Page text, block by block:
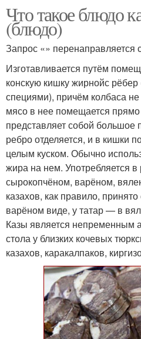
Что такое блюдо
(блюдо)
Запрос «» перенаправляется
Изготавливается путём
конскую кишку жирнойс
специями), причём колбаса
мясо в нее помещается прямо
представляет собой большое
ребро отделяется, и в кишки
целым куском. Обычно
жира на нем. Употребляется в
сырокопчёном, варёном,
казахов, как правило, принято
варёном виде, у татар — в
Казы является непременным
стола у близких кочевых
казахов, каракалпаков,